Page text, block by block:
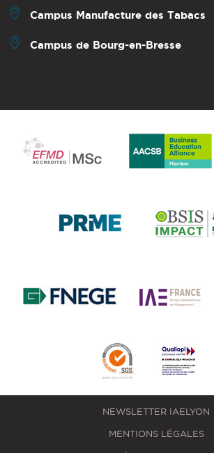
Campus Manufacture des Tabacs
Campus de Bourg-en-Bresse
NEWSLETTER IAELYON
MENTIONS LÉGALES